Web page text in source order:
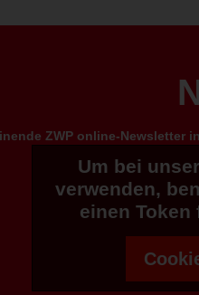
ZWP online-
Um bei
verwenden,
einen Token